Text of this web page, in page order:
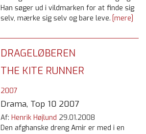
Han søger ud i vildmarken for at finde sig
selv, mærke sig selv og bare leve. [mere]
DRAGELØBEREN
THE KITE RUNNER
2007
Drama, Top 10 2007
Af: Henrik Højlund 29.01.2008
Den afghanske dreng Amir er med i en